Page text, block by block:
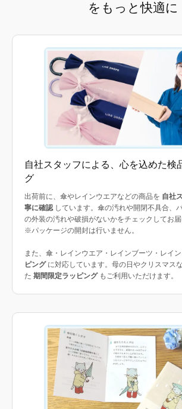
をもっと快適に
自社スタッフによる、心を込めた検
グ
出荷前に、傘やレインウエアなどの商品を 自社
寧に確認 しています。傘の汚れや開閉不具合、
の外装の汚れや破損がないかをチェックしてお届
※パッケージの開封は行いません。
また、傘・レインウエア・レインブーツ・レイ
ピングに対応しています。母の日やクリスマス
た 期間限定ラッピングもご利用いただけます。